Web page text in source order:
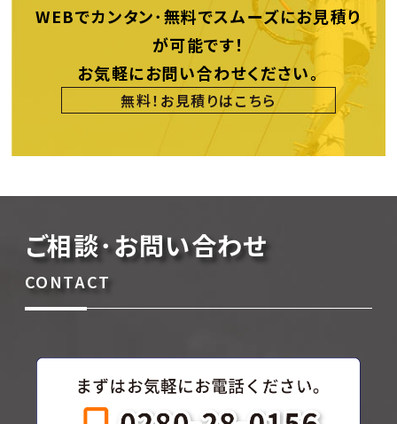
WEBでカンタン･無料でスムーズにお見積り
が可能です！
お気軽にお問い合わせください。
無料！お見積りはこちら
ご相談･お問い合わせ
CONTACT